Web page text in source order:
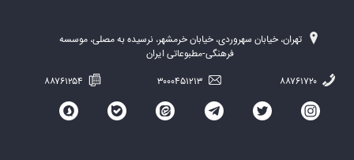
تهران، خیابان سهروردی، خیابان خرمشهر، نرسیده به مصلی، موسسه
فرهنگی-مطبوعاتی ایران